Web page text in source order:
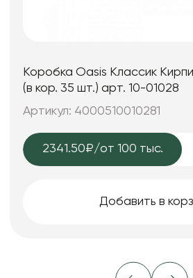
Коробка Oasis Классик
(в кор. 35 шт.) арт. 10-01028
Артикул: 4000510010281
2341.50₽/от 100 тыс.
Добавить в